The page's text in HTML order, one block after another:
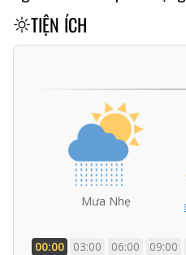
TIỆN ÍCH
Mưa Nhẹ
00:00 03:00 06:00 09:00